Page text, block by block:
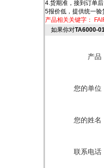
4.货期准，接到订单
5报价低，提供统一
产品相关关键字：
如果你对TA6000-
产品
您的单位
您的姓名
联系电话